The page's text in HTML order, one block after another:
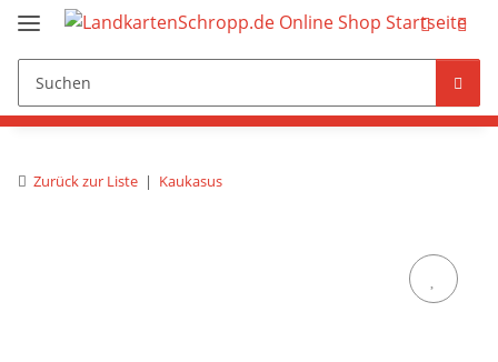
Zurück zur Liste Kaukasus